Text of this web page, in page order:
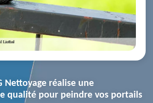
Nettoyage réalise une
qualité pour peindre vos portails